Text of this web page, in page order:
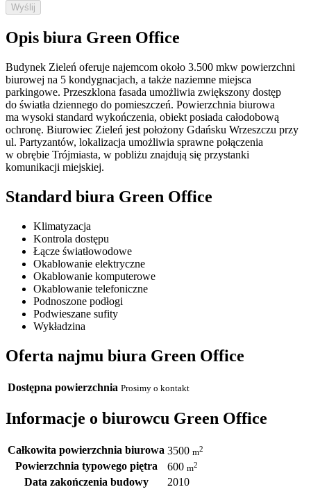
Wyślij
Opis biura Green Office
Budynek Zieleń oferuje najemcom około 3.500 mkw powierzchni
biurowej na 5 kondygnacjach, a także naziemne miejsca
parkingowe. Przeszklona fasada umożliwia zwiększony dostęp
do światła dziennego do pomieszczeń. Powierzchnia biurowa
ma wysoki standard wykończenia, obiekt posiada całodobową
ochronę. Biurowiec Zieleń jest położony Gdańsku Wrzeszczu przy
ul. Partyzantów, lokalizacja umożliwia sprawne połączenia
w obrębie Trójmiasta, w pobliżu znajdują się przystanki
komunikacji miejskiej.
Standard biura Green Office
Klimatyzacja
Kontrola dostępu
Łącze światłowodowe
Okablowanie elektryczne
Okablowanie komputerowe
Okablowanie telefoniczne
Podnoszone podłogi
Podwieszane sufity
Wykładzina
Oferta najmu biura Green Office
Dostępna powierzchnia Prosimy o kontakt
Informacje o biurowcu Green Office
Całkowita powierzchnia biurowa 3500 m2
Powierzchnia typowego piętra 600 m2
Data zakończenia budowy 2010